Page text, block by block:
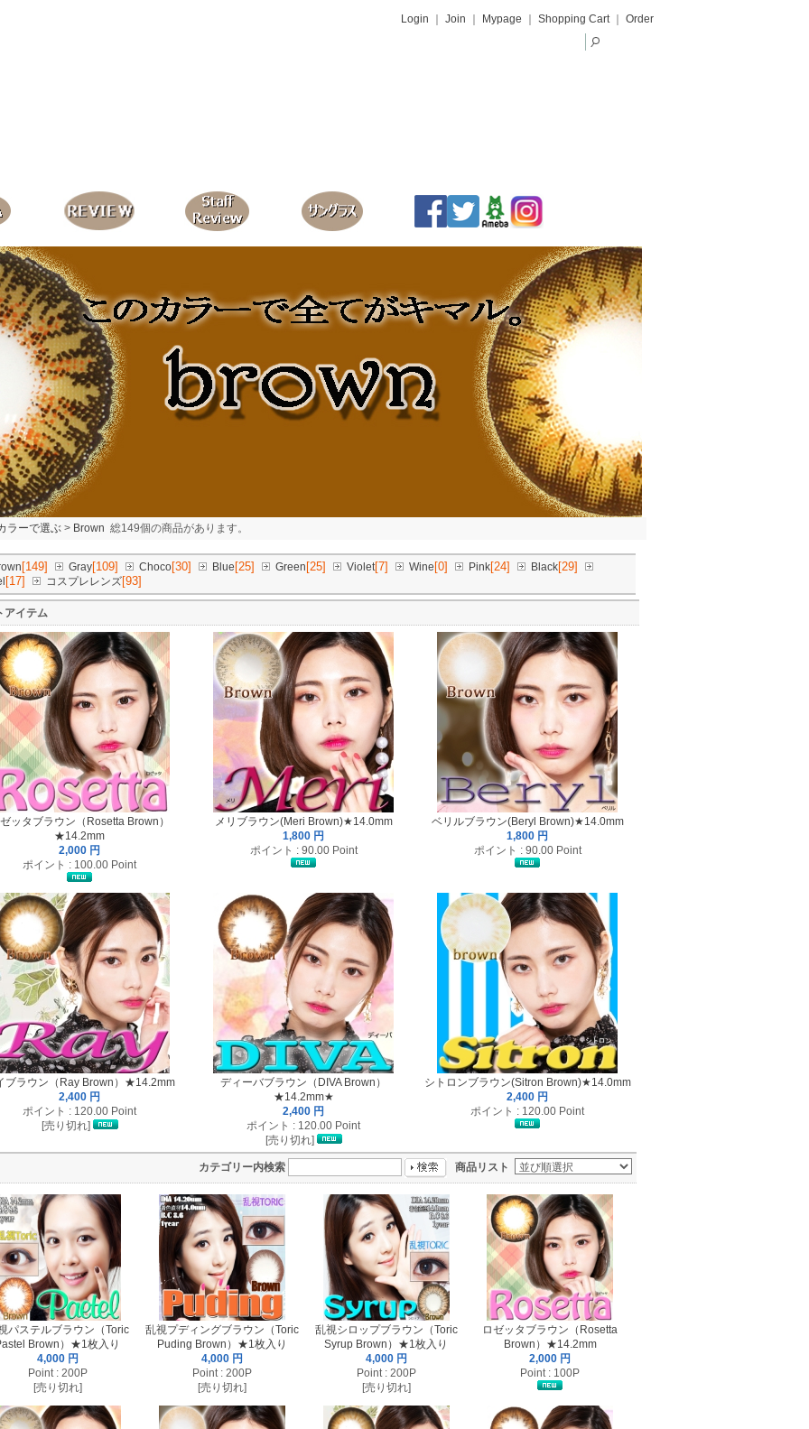
Login Join Mypage Shopping Cart｜ Order
ラーで選ぶ > Brown 総149個の商品があります。
[149] Gray[109] Choco[30] Blue [25] Green [25] Violet[7] Wine [0] Pink[24] Black[29]
[17] コスプレレンズ[93]
アイテム
ッタブラウン（Rosetta Brown）
★14.2mm
2,000 円
ポイント : 100.00 Point
メリブラウン(Meri Brown)★14.0mm
1,800 円
ポイント : 90.00 Point
ベリルブラウン(Beryl Brown)★14.0mm
1,800 円
ポイント : 90.00 Point
ブラウン（Ray Brown）★14.2mm
2,400 円
ポイント : 120.00 Point
[売り切れ]
ディーバブラウン（DIVA Brown）
★14.2mm★
2,400 円
ポイント : 120.00 Point
[売り切れ]
シトロンブラウン(Sitron Brown)★14.0mm
2,400 円
ポイント : 120.00 Point
カテゴリー内検索 商品リスト
パステルブラウン（Toric
Brown）★1枚入り
4,000 円
Point : 200P
[売り切れ]
乱視プディングブラウン（Toric
Puding Brown）★1枚入り
4,000 円
Point : 200P
[売り切れ]
乱視シロップブラウン（Toric
Syrup Brown）★1枚入り
4,000 円
Point : 200P
[売り切れ]
ロゼッタブラウン（Rosetta
Brown）★14.2mm
2,000 円
Point : 100P